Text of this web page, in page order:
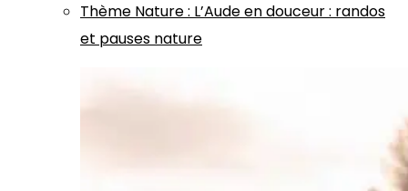
Thème Nature: L’Aude en douceur : randos
et pauses nature